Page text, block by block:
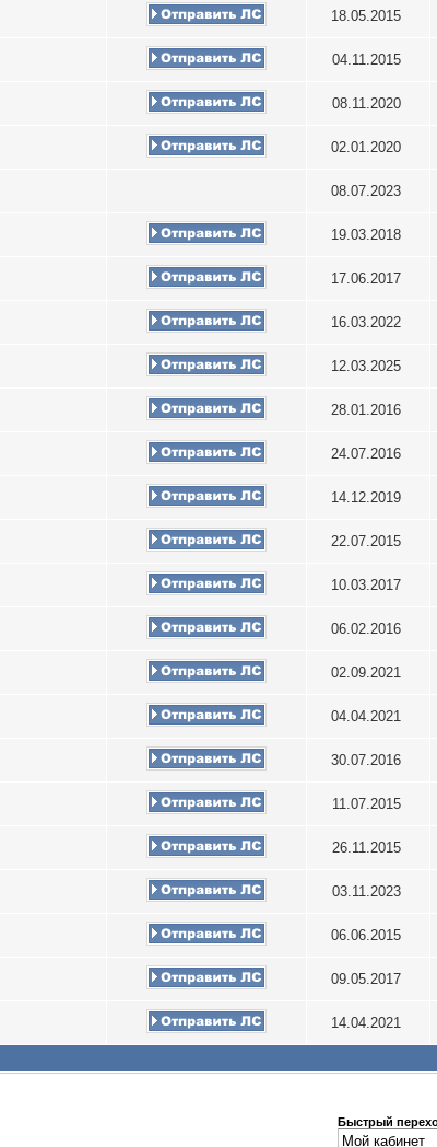
18.05.2015
04.11.2015
08.11.2020
02.01.2020
08.07.2023
19.03.2018
17.06.2017
16.03.2022
12.03.2025
28.01.2016
24.07.2016
14.12.2019
22.07.2015
10.03.2017
06.02.2016
02.09.2021
04.04.2021
30.07.2016
11.07.2015
26.11.2015
03.11.2023
06.06.2015
09.05.2017
14.04.2021
Быстрый